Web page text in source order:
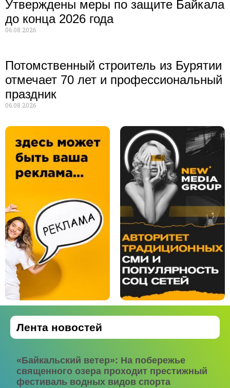
Утверждены меры по защите Байкала
до конца 2026 года
06.08.2026
Потомственный строитель из Бурятии
отмечает 70 лет и профессиональный
праздник
06.08.2026
Лента новостей
«Байкальский ветер»: На побережье
священного озера проходит престижный
фестиваль водных видов спорта